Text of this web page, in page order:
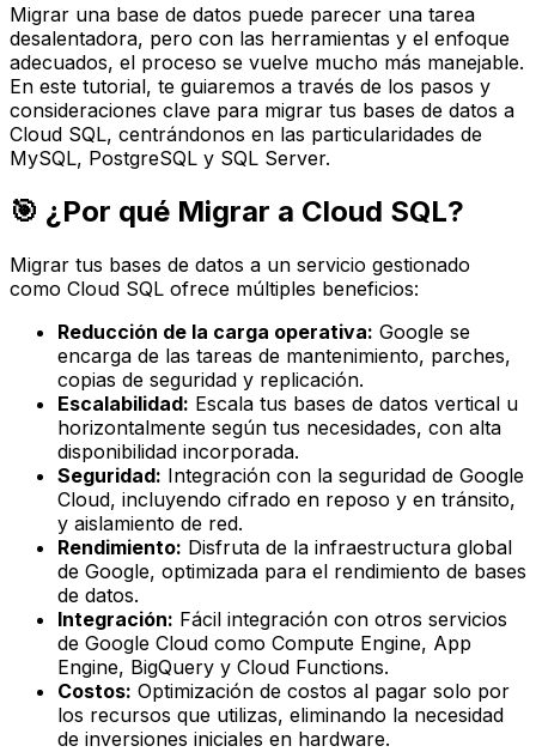
Migrar una base de datos puede parecer una tarea
desalentadora, pero con las herramientas y el enfoque
adecuados, el proceso se vuelve mucho más manejable.
En este tutorial, te guiaremos a través de los pasos y
consideraciones clave para migrar tus bases de datos a
Cloud SQL, centrándonos en las particularidades de
MySQL, PostgreSQL y SQL Server.
🎯 ¿Por qué Migrar a Cloud SQL?
Migrar tus bases de datos a un servicio gestionado
como Cloud SQL ofrece múltiples beneficios:
Reducción de la carga operativa: Google se
encarga de las tareas de mantenimiento, parches,
copias de seguridad y replicación.
Escalabilidad: Escala tus bases de datos vertical u
horizontalmente según tus necesidades, con alta
disponibilidad incorporada.
Seguridad: Integración con la seguridad de Google
Cloud, incluyendo cifrado en reposo y en tránsito,
y aislamiento de red.
Rendimiento: Disfruta de la infraestructura global
de Google, optimizada para el rendimiento de bases
de datos.
Integración: Fácil integración con otros servicios
de Google Cloud como Compute Engine, App
Engine, BigQuery y Cloud Functions.
Costos: Optimización de costos al pagar solo por
los recursos que utilizas, eliminando la necesidad
de inversiones iniciales en hardware.